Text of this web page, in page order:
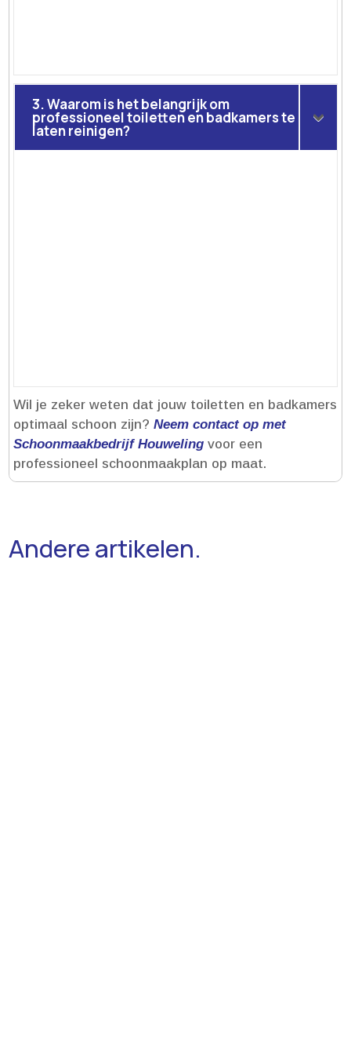
3. Waarom is het belangrijk om
professioneel toiletten en badkamers te
laten reinigen?
Wil je zeker weten dat jouw toiletten en badkamers
optimaal schoon zijn?Neem contact op met
Schoonmaakbedrijf Houweling voor een
professioneel schoonmaakplan op maat.​
Andere artikelen.